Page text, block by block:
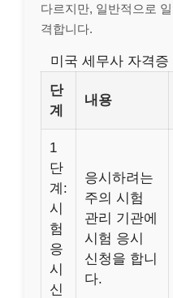
다르지만, 일반적으로
격합니다.
미국 세무사 자격
단
계
내용
1
단
계:
시
험
응
시
신
응시하려는
주의 시험
관리 기관에
시험 응시
신청을 합니
다.